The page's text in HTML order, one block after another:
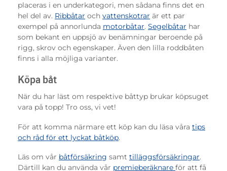
placeras i en underkategori, men sådana finns det en
hel del av. Ribbåtar och vattenskotrar är ett par
exempel på annorlunda motorbåtar. Segelbåtar har
som bekant en uppsjö av benämningar beroende på
rigg, skrov och egenskaper. Även den lilla roddbåten
finns i alla möjliga varianter.
Köpa båt
När du har läst om respektive båttyp brukar köpsuget
vara på topp! Tro oss, vi vet!
För att komma närmare ett köp kan du läsa våra tips
och råd för ett lyckat båtköp.
Läs om vår båtförsäkring samt tilläggsförsäkringar.
Därtill kan du använda vår premieberäknare för att få